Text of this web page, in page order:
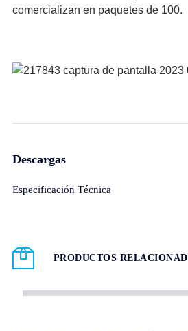
comercializan en paquetes de 100.
Descargas
Especificación Técnica
PRODUCTOS